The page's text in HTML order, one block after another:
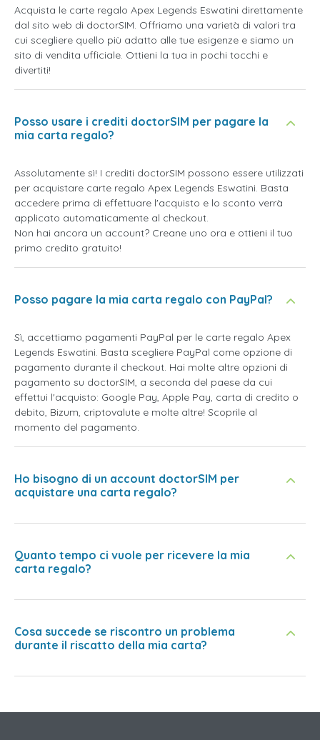
Acquista le carte regalo Apex Legends Eswatini direttamente
dal sito web di doctorSIM. Offriamo una varietà di valori tra
cui scegliere quello più adatto alle tue esigenze e siamo un
sito di vendita ufficiale. Ottieni la tua in pochi tocchi e
divertiti!
Posso usare i crediti doctorSIM per pagare la
mia carta regalo?
Assolutamente sì! I crediti doctorSIM possono essere utilizzati
per acquistare carte regalo Apex Legends Eswatini. Basta
accedere prima di effettuare l'acquisto e lo sconto verrà
applicato automaticamente al checkout.
Non hai ancora un account? Creane uno ora e ottieni il tuo
primo credito gratuito!
Posso pagare la mia carta regalo con PayPal?
Sì, accettiamo pagamenti PayPal per le carte regalo Apex
Legends Eswatini. Basta scegliere PayPal come opzione di
pagamento durante il checkout. Hai molte altre opzioni di
pagamento su doctorSIM, a seconda del paese da cui
effettui l'acquisto: Google Pay, Apple Pay, carta di credito o
debito, Bizum, criptovalute e molte altre! Scoprile al
momento del pagamento.
Ho bisogno di un account doctorSIM per
acquistare una carta regalo?
Quanto tempo ci vuole per ricevere la mia
carta regalo?
Cosa succede se riscontro un problema
durante il riscatto della mia carta?